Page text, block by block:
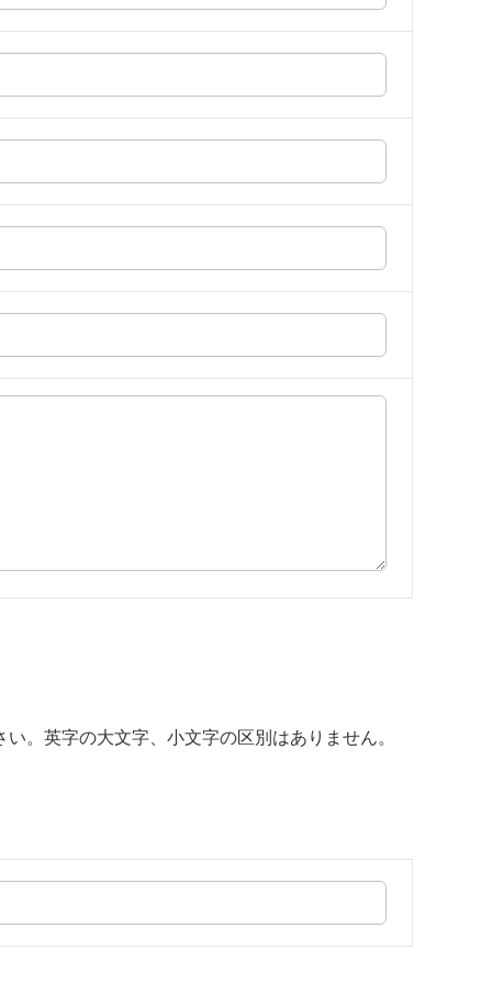
。英字の大文字、小文字の区別はありません。